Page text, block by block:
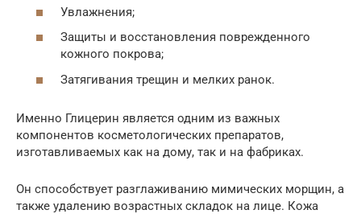
Увлажнения;
Защиты и восстановления поврежденного
кожного покрова;
Затягивания трещин и мелких ранок.
Именно Глицерин является одним из важных
компонентов косметологических препаратов,
изготавливаемых как на дому, так и на фабриках.
Он способствует разглаживанию мимических морщин, а
также удалению возрастных складок на лице. Кожа